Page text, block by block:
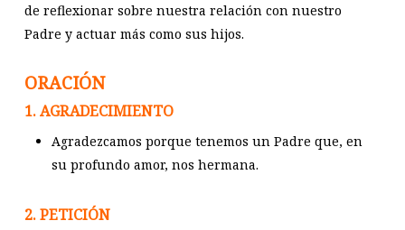
de reflexionar sobre nuestra relación con nuestro
Padre y actuar más como sus hijos.
ORACIÓN
1. AGRADECIMIENTO
Agradezcamos porque tenemos un Padre que, en
su profundo amor, nos hermana.
2. PETICIÓN